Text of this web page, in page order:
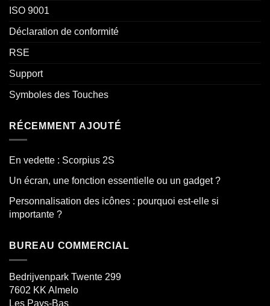
ISO 9001
Déclaration de conformité
RSE
Support
Symboles des Touches
RÉCEMMENT AJOUTÉ
En vedette : Scorpius 2S
Un écran, une fonction essentielle ou un gadget ?
Personnalisation des icônes : pourquoi est-elle si
importante ?
BUREAU COMMERCIAL
Bedrijvenpark Twente 299
7602 KK Almelo
Les Pays-Bas